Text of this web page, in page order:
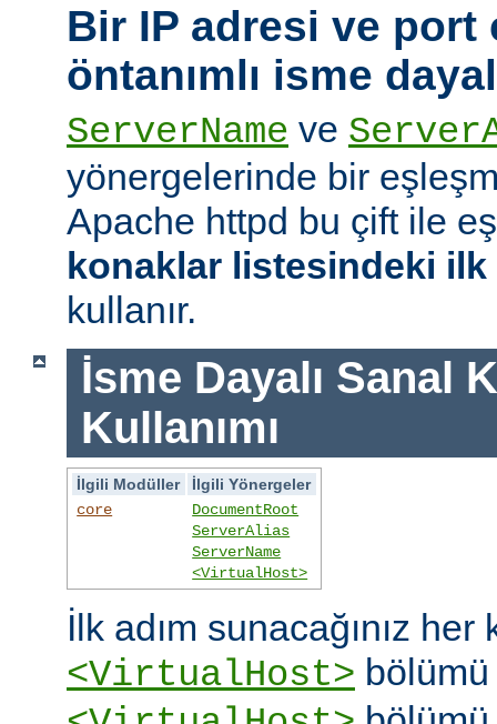
Bir IP adresi ve
öntanımlı isme
ServerName ve
yönergelerinde bir
Apache httpd bu çift ile
konaklar listesindeki ilk
kullanır.
İsme Dayalı Sanal
Kullanımı
İlgili Modüller
İlgili Yönergeler
core
DocumentRoot
ServerAlias
ServerName
<VirtualHost>
İlk adım sunacağınız
<VirtualHost> bölümü